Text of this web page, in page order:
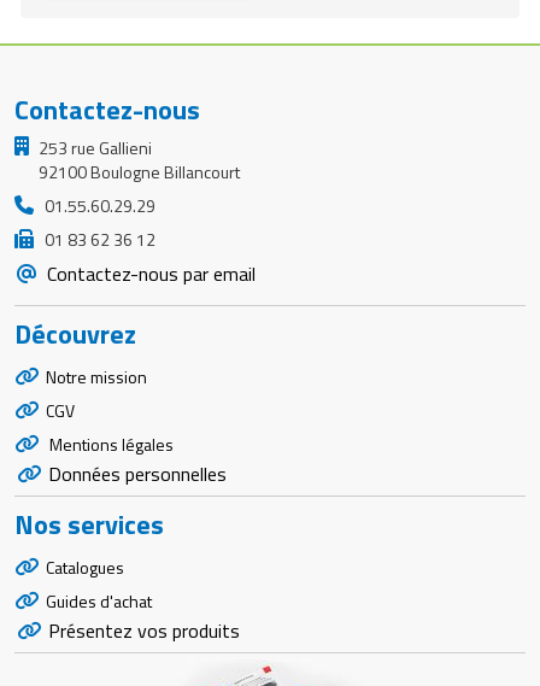
Rôtisserie professionnelle
Sautause professionnelle
Table de cuisson professionnelle
Tables de préparation réfrigérées
Ustensile de cuisine
Vaisselle restaurant
Vitrines réfrigérées
Contactez-nous
253 rue Gallieni
92100 Boulogne Billancourt
01.55.60.29.29
01 83 62 36 12
Contactez-nous par email
Découvrez
Notre mission
CGV
Mentions légales
Données personnelles
Nos services
Catalogues
Guides d'achat
Présentez vos produits